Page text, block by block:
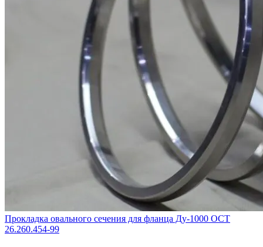
Прокладка овального сечения для фланца Ду-1000 ОСТ
26.260.454-99